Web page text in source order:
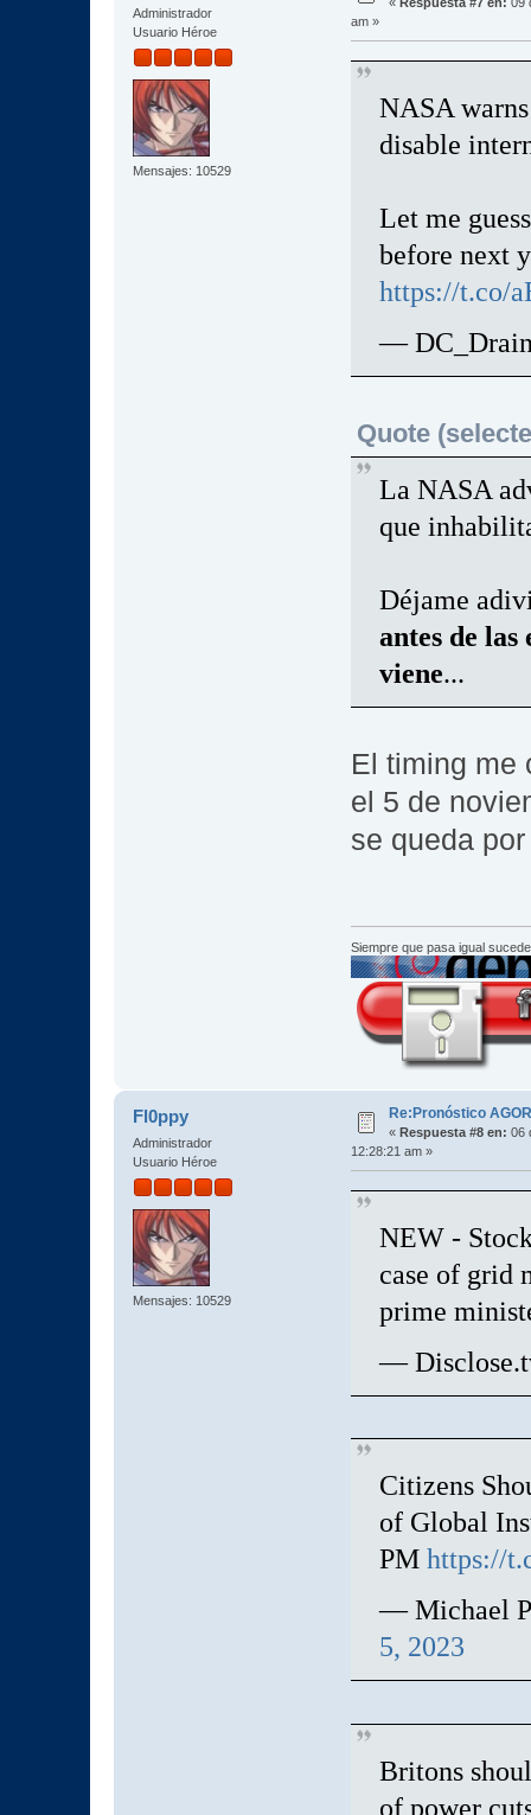
Administrador
Usuario Héroe
Mensajes: 10529
am »
NASA
disable
Let me
before next
https://t.co/
—
Quote
La NASA
que
Déjame
antes de las
viene...
El timing me
el 5 de
se queda
Siempre que pasa igual
Fl0ppy
Administrador
Usuario Héroe
Mensajes: 10529
Re:Pronóstico
« Respuesta #8 en: 06
12:28:21 am »
NEW -
case of grid
prime
—
Citizens
of Global
PM https://
— Michael
5, 2023
Britons
of power